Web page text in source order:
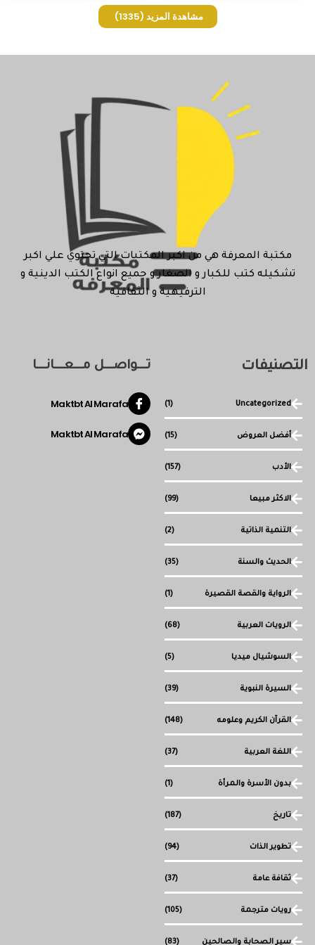
مشاهدة المزيد (1335)
مكتبة المعرفة هي من اكبر المكتبات التي تحتوي علي اكبر
تشكيله كتب للكبار و الصغار و جميع انواع الكتب الدينية و
الترفيهية و الثقافية
التصنيفات
Uncategorized
(1)
أفضل العروض (15)
الأدب (157)
الاكثر مبيعا (99)
التنمية الذاتية (2)
الحديث والسنة (35)
الرواية والقصة القصيرة (1)
الرويات العربية (68)
السوشيال ميديا (5)
السيرة النبوية (39)
القرآن الكريم وعلومه (148)
اللغة العربية (37)
بدون الأسرة والمرأة (1)
تاريخ (187)
تطوير الذات (94)
ثقافة عامة (37)
رويات مترجمة (105)
سير الصحابة والصالحين (83)
تـــواصـــل مـــعـــانـــا
Maktbt Al Marafa
Maktbt Al Marafa